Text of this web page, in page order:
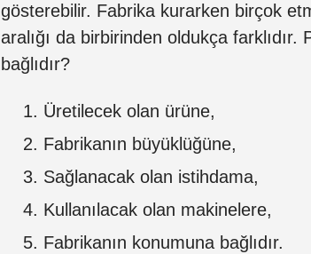
gösterebilir. Fabrika kurarken birçok
aralığı da birbirinden oldukça
bağlıdır?
Üretilecek olan ürüne,
Fabrikanın büyüklüğüne,
Sağlanacak olan istihdama,
Kullanılacak olan makinelere,
Fabrikanın konumuna bağlıdır.